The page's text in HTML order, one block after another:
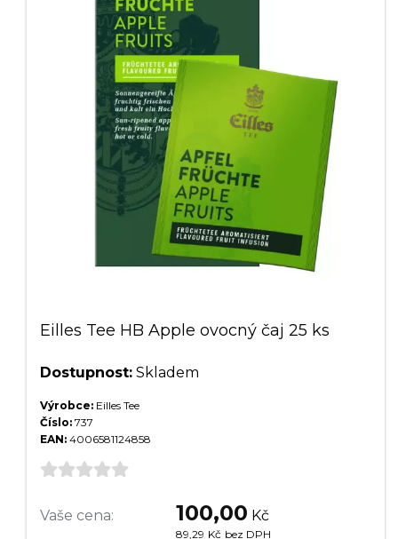
Eilles Tee HB Apple ovocný čaj 25 ks
Dostupnost: Skladem
Výrobce: Eilles Tee
Číslo: 737
EAN: 4006581124858
Vaše cena: 100,00 Kč
89,29 Kč bez DPH